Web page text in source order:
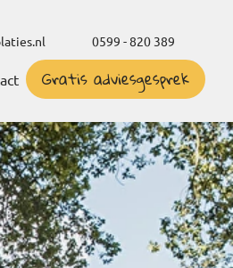
0599 - 820 389
Gratis adviesgesprek